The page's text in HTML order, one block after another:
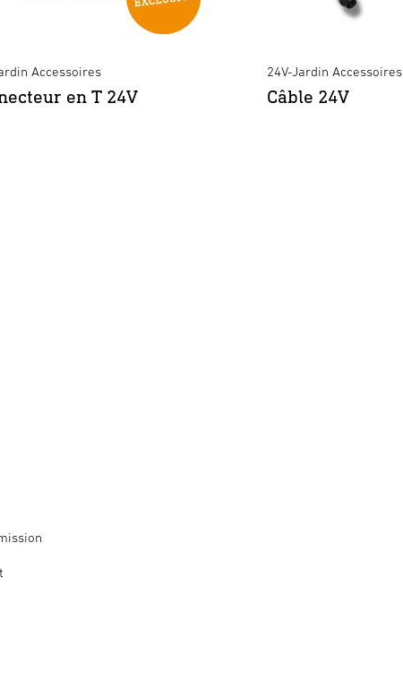
Accessoires
en T 24V
24V-Jardin Accessoires
Câble 24V